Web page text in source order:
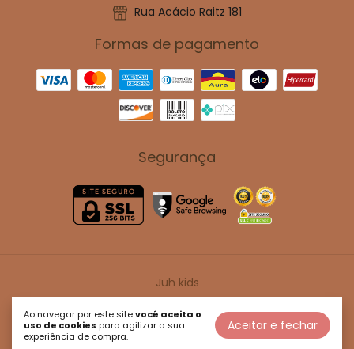
Ao navegar por este sitevocê aceita o
uso de cookies para agilizar a sua
experiência de compra.
Aceitar e fechar
Rua Acácio Raitz 181
Formas de pagamento
Segurança
Juh kids
©2026. Juh Kids - 47114917000180. Todos os direitos reservados.